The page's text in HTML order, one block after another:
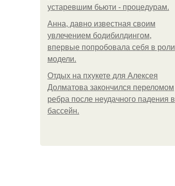
устаревшим бьюти - процедурам.
Анна, давно известная своим
увлечением бодибилдингом,
впервые попробовала себя в роли
модели.
Отдых на пхукете для Алексея
Долматова закончился переломом
ребра после неудачного падения в
бассейн.